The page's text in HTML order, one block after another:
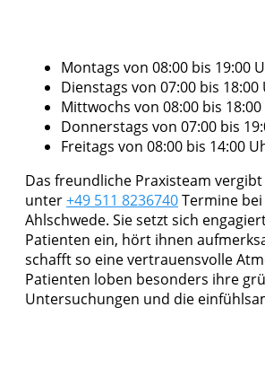
Montags von 08:00 bis 19:00
Dienstags von 07:00 bis 18:00
Mittwochs von 08:00 bis
Donnerstags von 07:00 bis
Freitags von 08:00 bis 14:00
Das freundliche Praxisteam
unter+49 511 8236740Termine
Ahlschwede. Sie setzt sich
Patienten ein, hört ihnen
schafft so eine vertrauensvolle
Patienten loben besonders ihre
Untersuchungen und die